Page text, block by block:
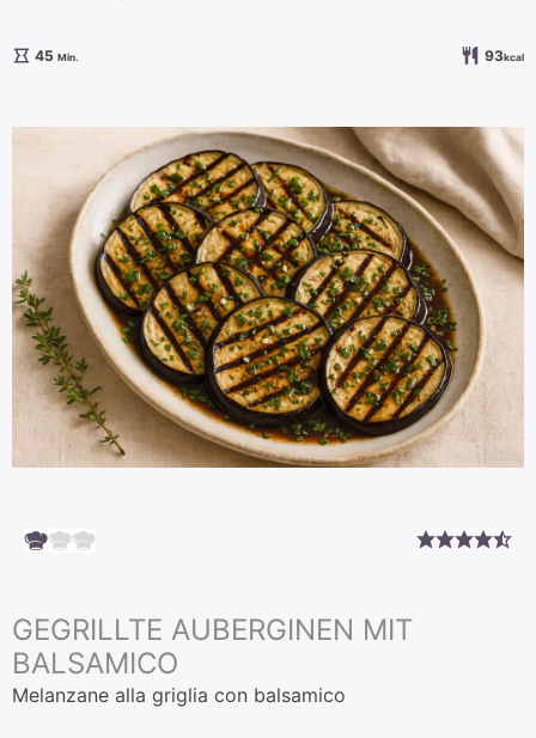
45Minuten
Min. 93kcal
GEGRILLTE AUBERGINEN MIT
BALSAMICO
Melanzane alla griglia con balsamico